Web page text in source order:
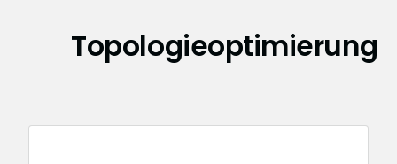
Topologieoptimierung